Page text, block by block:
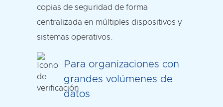
copias de seguridad de forma
centralizada en múltiples dispositivos y
sistemas operativos.
Para organizaciones con
grandes volúmenes de
datos